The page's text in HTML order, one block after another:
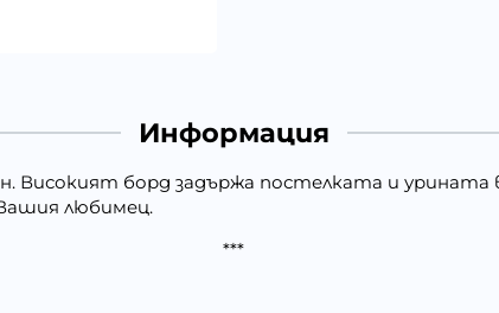
Информация
Високият борд задържа постелката и
любимец.
***